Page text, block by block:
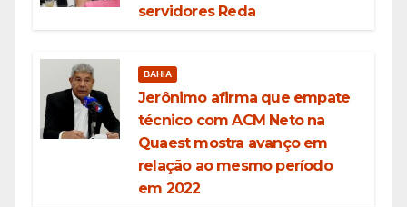
servidores Reda
BAHIA
Jerônimo afirma que empate
técnico com ACM Neto na
Quaest mostra avanço em
relação ao mesmo período
em 2022